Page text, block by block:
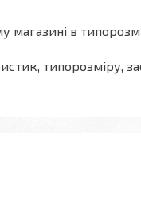
в
типорозміру,